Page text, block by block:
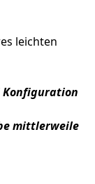
leichten
Konfiguration
mittlerweile